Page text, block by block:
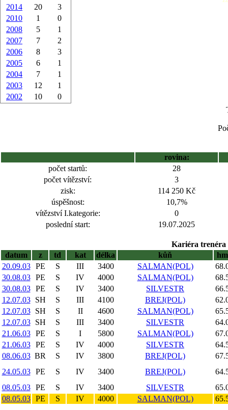
2014
20
3
2010
1
0
2008
5
1
2007
7
2
2006
8
3
2005
6
1
2004
7
1
2003
12
1
2002
10 0
rovina:
počet startů:
28
počet vítězství:
3
zisk:
114 250 Kč
úspěšnost:
10,7%
vítězství I.kategorie:
0
poslední start:
19.07.2025
Kariéra trenéra
datum
z td kat délka kůň
hm
20.09.03
PE S III 3400 SALMAN(POL)
30.08.03
PE S IV 4000 SALMAN(POL)
30.08.03
PE S IV 3400 SILVESTR
12.07.03
SH S III 4100 BREJ(POL)
12.07.03
SH S II 4600 SALMAN(POL)
12.07.03
SH S III 3400 SILVESTR
21.06.03
PE S I 5800 SALMAN(POL)
21.06.03
PE S IV 4000 SILVESTR
08.06.03 BR S IV 3800 BREJ(POL)
24.05.03
PE S IV 3400 BREJ(POL)
08.05.03
PE S IV 3400 SILVESTR
08.05.03
PE S IV 4000 SALMAN(POL)